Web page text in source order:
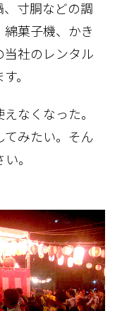
、寸胴などの調
菓子機、かき
社のレンタル
。
なくなった。
みたい。そん
。